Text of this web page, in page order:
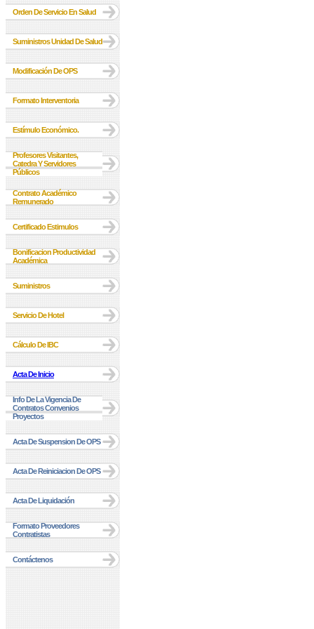
Orden De Servicio En Salud
Suministros Unidad De Salud
Modificación De OPS
Formato Interventoria
Estímulo Económico.
Profesores Visitantes,
Catedra Y Servidores
Públicos
Contrato Académico
Remunerado
Certificado Estimulos
Bonificacion Productividad
Académica
Suministros
Servicio De Hotel
Cálculo De IBC
Acta De Inicio
Info De La Vigencia De
Contratos Convenios
Proyectos
Acta De Suspension De OPS
Acta De Reiniciacion De OPS
Acta De Liquidación
Formato Proveedores
Contratistas
Contáctenos